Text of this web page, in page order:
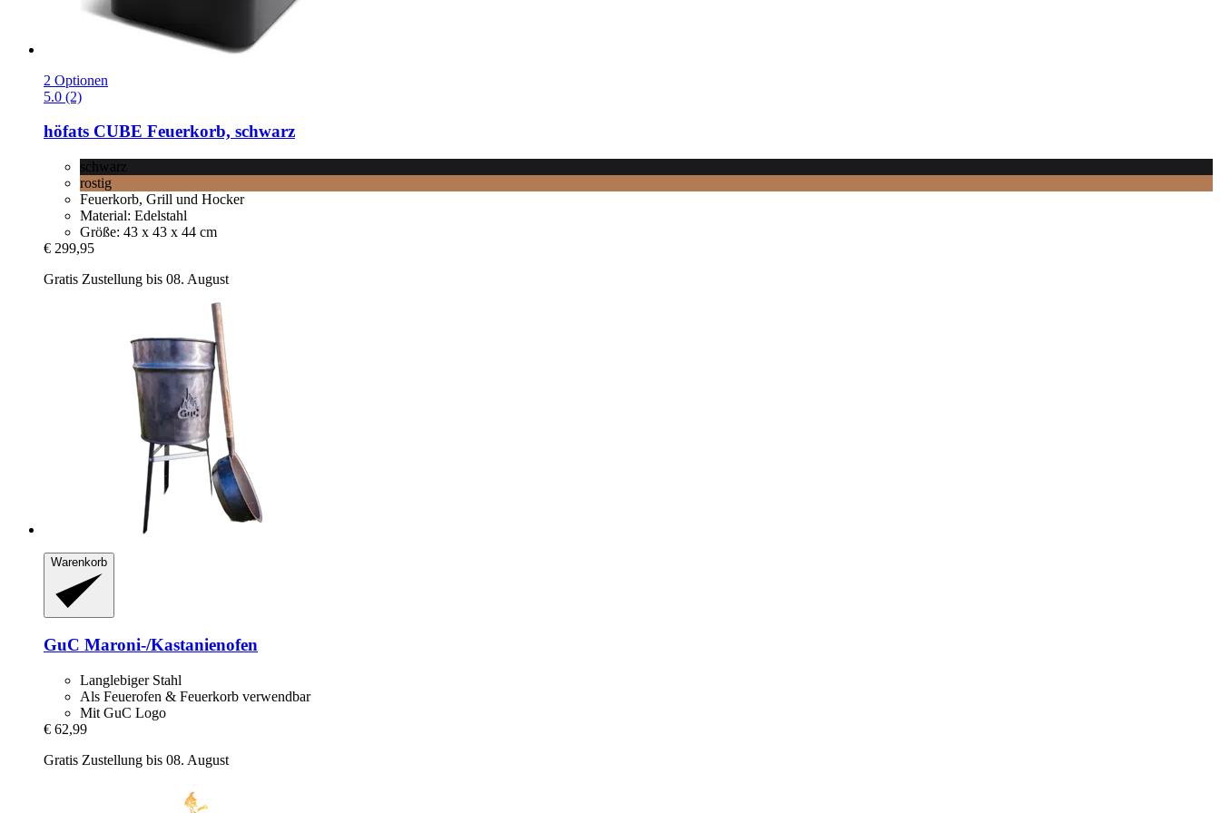
2 Optionen
5.0 (2)
höfats CUBE Feuerkorb, schwarz
schwarz
rostig
Feuerkorb, Grill und Hocker
Material: Edelstahl
Größe: 43 x 43 x 44 cm
€ 299,95
Gratis Zustellung bis 08. August
Warenkorb
GuC Maroni-​/Kastanienofen
Langlebiger Stahl
Als Feuerofen & Feuerkorb verwendbar
Mit GuC Logo
€ 62,99
Gratis Zustellung bis 08. August